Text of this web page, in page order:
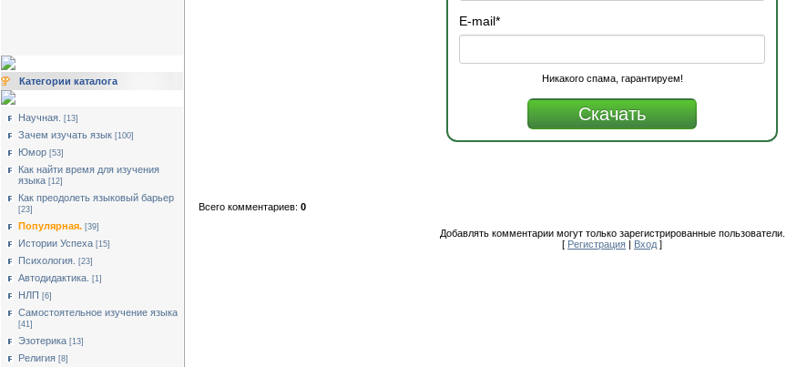
Категории каталога
Научная. [13]
Зачем изучать язык [100]
Юмор [53]
Как найти время для изучения
языка [12]
Как преодолеть языковый барьер
[23]
Популярная. [39]
Истории Успеха [15]
Психология. [23]
Автодидактика. [1]
НЛП [6]
Cамостоятельное изучение языка
[41]
Эзотерика [13]
Религия [8]
E-mail*
Никакого спама, гарантируем!
Всего комментариев: 0
Добавлять комментарии могут только зарегистрированные пользователи.
[ Регистрация Вход ]